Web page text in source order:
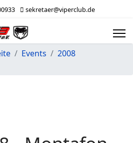
sekretaer@viperclub.de
Events
2008